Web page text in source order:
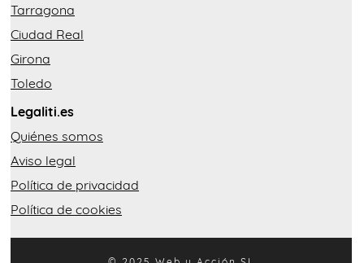
Tarragona
Ciudad Real
Girona
Toledo
Legaliti.es
Quiénes somos
Aviso legal
Política de privacidad
Política de cookies